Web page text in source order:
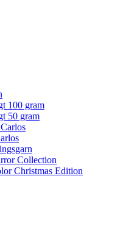
100 gram
50 gram
Collection
Christmas Edition